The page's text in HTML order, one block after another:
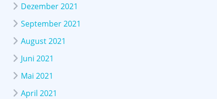
Dezember 2021
September 2021
August 2021
Juni 2021
Mai 2021
April 2021